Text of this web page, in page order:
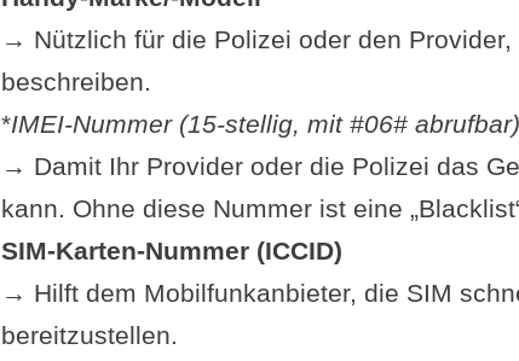
→ Nützlich für die Polizei oder den
beschreiben.
*IMEI-Nummer (15-stellig, mit #06# abrufbar)
→ Damit Ihr Provider oder die Polizei das
kann. Ohne diese Nummer ist eine
SIM-Karten-Nummer (ICCID)
→ Hilft dem Mobilfunkanbieter, die SIM
bereitzustellen.